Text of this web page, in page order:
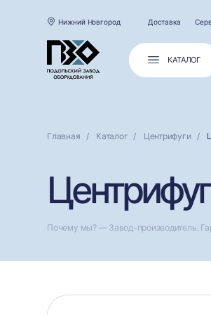
Нижний Новгород Доставка
КАТАЛОГ
Главная Каталог Центрифуги
Почему мы? — Завод-производитель.